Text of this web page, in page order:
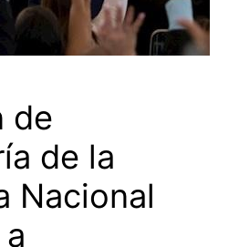
de
de la
Nacional